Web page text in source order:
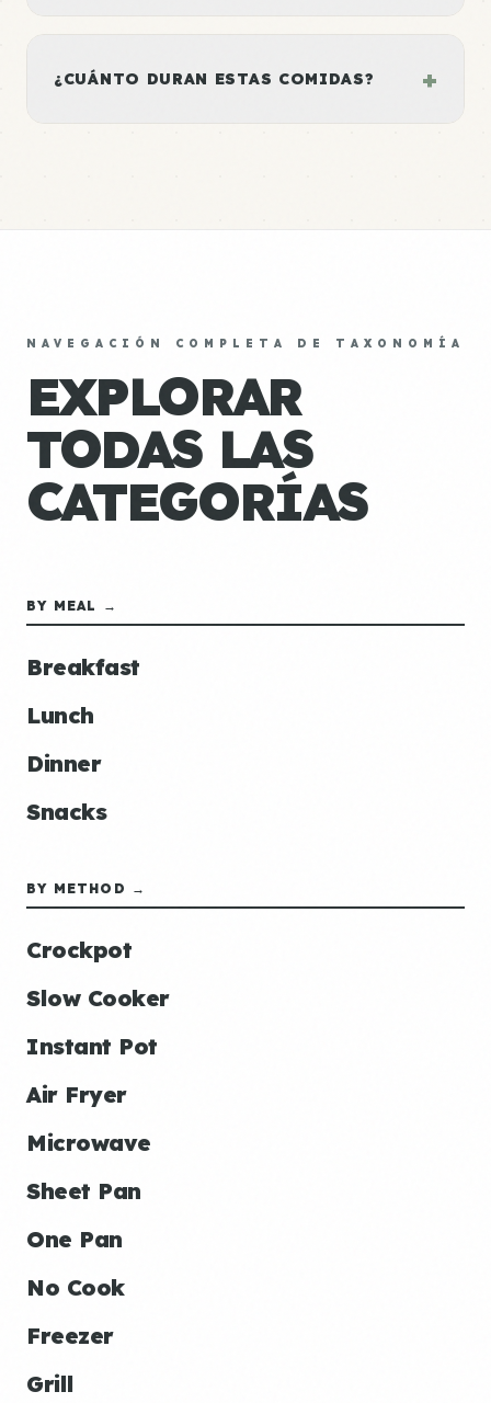
¿CUÁNTO DURAN ESTAS COMIDAS? +
NAVEGACIÓN COMPLETA DE TAXONOMÍA
EXPLORAR
TODAS LAS
CATEGORÍAS
BY MEAL →
Breakfast
Lunch
Dinner
Snacks
BY METHOD →
Crockpot
Slow Cooker
Instant Pot
Air Fryer
Microwave
Sheet Pan
One Pan
No Cook
Freezer
Grill